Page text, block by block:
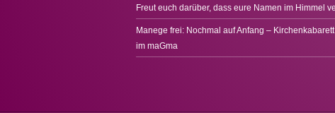
Freut euch darüber, dass eure Namen im Himmel
Manege frei: Nochmal auf Anfang –
im maGma